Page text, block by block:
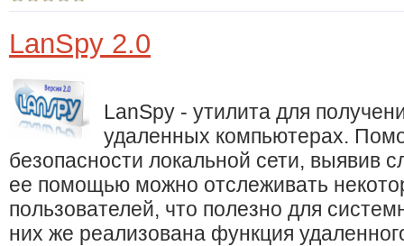
LanSpy 2.0
LanSpy - утилита для
удаленных компьютерах.
безопасности локальной сети, выявив
ее помощью можно отслеживать
пользователей, что полезно для
них же реализована функция